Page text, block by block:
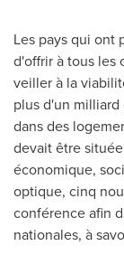
Les pays qui ont
d'offrir à tous les
veiller à la
plus d'un
dans des
devait être
économique,
optique, cinq
conférence afin
nationales, à